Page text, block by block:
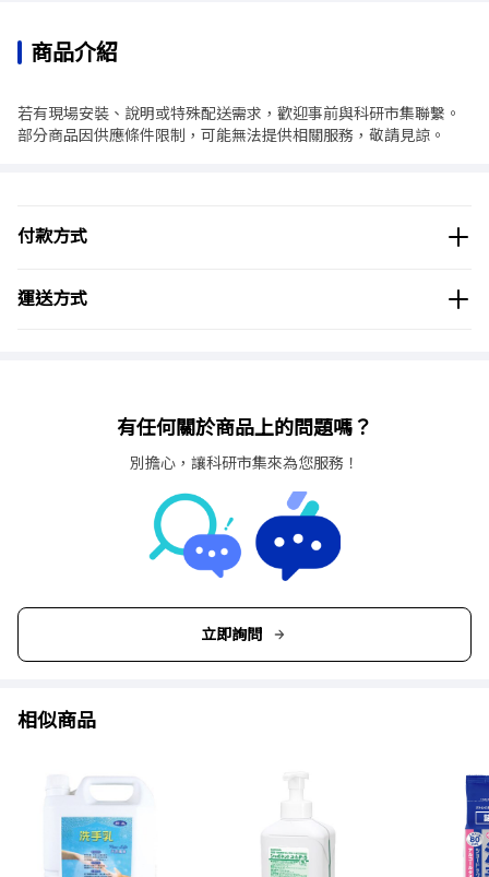
商品介紹
若有現場安裝、說明或特殊配送需求，歡迎事前與科研市集聯繫。
部分商品因供應條件限制，可能無法提供相關服務，敬請見諒。
付款方式
運送方式
有任何關於商品上的問題嗎？
別擔心，讓科研市集來為您服務！
立即詢問
相似商品